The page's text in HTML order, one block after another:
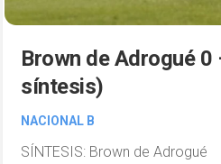
Brown de Adrogué 0
síntesis)
NACIONAL B
SÍNTESIS: Brown de